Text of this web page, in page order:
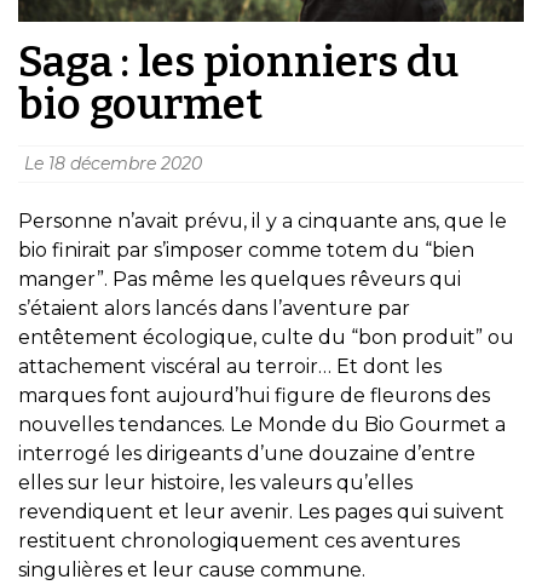
Saga : les pionniers du
bio gourmet
Le 18 décembre 2020
Personne n’avait prévu, il y a cinquante ans, que le
bio finirait par s’imposer comme totem du “bien
manger”. Pas même les quelques rêveurs qui
s’étaient alors lancés dans l’aventure par
entêtement écologique, culte du “bon produit” ou
attachement viscéral au terroir… Et dont les
marques font aujourd’hui figure de fleurons des
nouvelles tendances. Le Monde du Bio Gourmet a
interrogé les dirigeants d’une douzaine d’entre
elles sur leur histoire, les valeurs qu’elles
revendiquent et leur avenir. Les pages qui suivent
restituent chronologiquement ces aventures
singulières et leur cause commune.